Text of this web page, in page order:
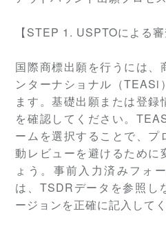
【STEP 1. USPTOによる審
国際商標出願を行うには、
ンターナショナル（TEASi
ます。基礎出願または登
を確認してください。
ームを選択することで、
動レビューを避けるために
ょう。事前入力済みフォ
は、TSDRデータを参照し
ージョンを正確に記入してく